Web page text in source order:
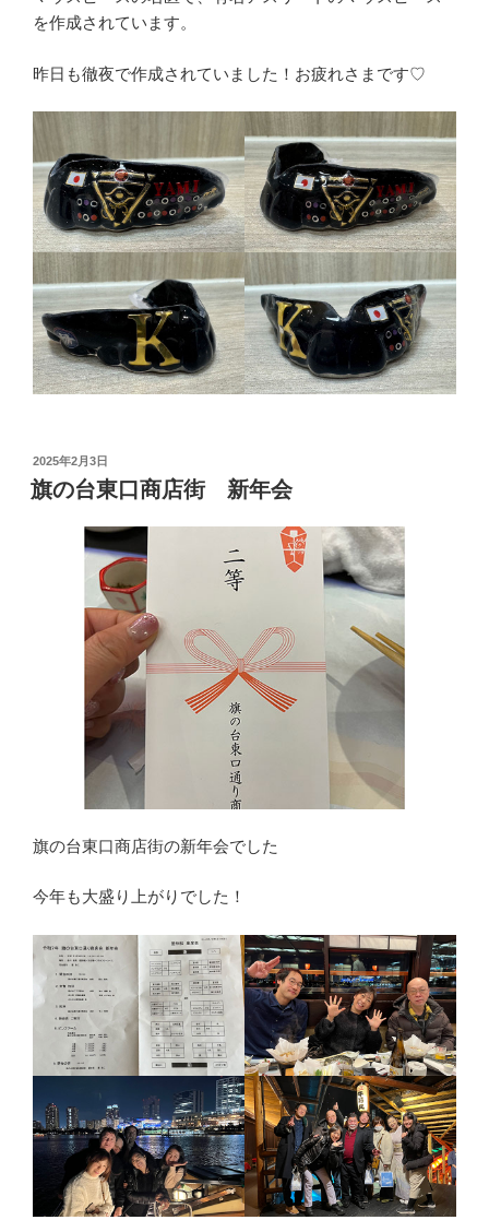
を作成されています。
昨日も徹夜で作成されていました！お疲れさまです♡
投
稿
日:
2025年2月3日
旗の台東口商店街 新年会
旗の台東口商店街の新年会でした
今年も大盛り上がりでした！